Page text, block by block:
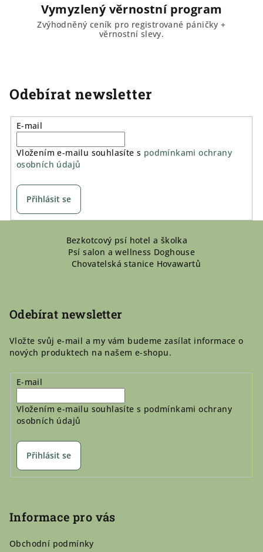
Vymyzlený věrnostní program
Zvýhodněný ceník pro registrované páničky +
věrnostní slevy.
Odebírat newsletter
E-mail
Vložením e-mailu souhlasíte s podmínkami ochrany
osobních údajů
Přihlásit se
Bezkotcový psí hotel a školka
Psí salon a wellness Doghouse
Chovatelská stanice Hovawartů
Odebírat newsletter
Vložte svůj e-mail a my vám budeme zasílat informace o
nových produktech na našem e-shopu.
E-mail
Vložením e-mailu souhlasíte s podmínkami ochrany
osobních údajů
Přihlásit se
Informace pro vás
Obchodní podmínky